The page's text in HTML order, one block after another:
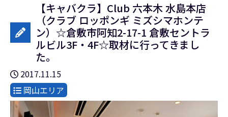
【キャバクラ】Club 六本木 水島本店
（クラブ ロッポンギ ミズシマホンテ
ン）☆倉敷市阿知2-17-1 倉敷セントラ
ルビル3F・4F☆取材に行ってきまし
た。
2017.11.15
岡山エリア